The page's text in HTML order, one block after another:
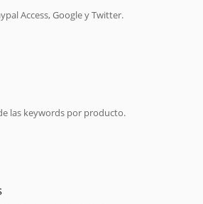
Access, Google y Twitter.
las keywords por producto.